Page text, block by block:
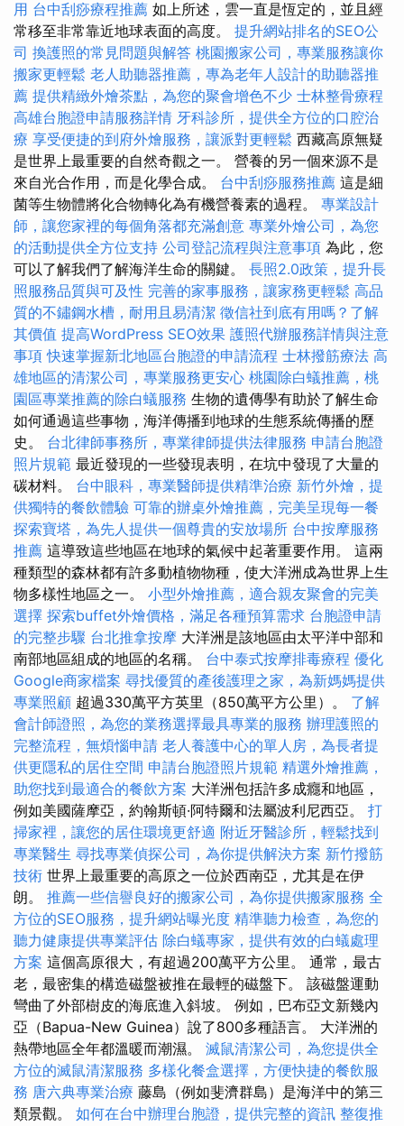
用 台中刮痧療程推薦 如上所述，雲一直是恆定的，並且經
常移至非常靠近地球表面的高度。 提升網站排名的SEO公
司 換護照的常見問題與解答 桃園搬家公司，專業服務讓你
搬家更輕鬆 老人助聽器推薦，專為老年人設計的助聽器推
薦 提供精緻外燴茶點，為您的聚會增色不少 士林整骨療程
高雄台胞證申請服務詳情 牙科診所，提供全方位的口腔治
療 享受便捷的到府外燴服務，讓派對更輕鬆 西藏高原無疑
是世界上最重要的自然奇觀之一。 營養的另一個來源不是
來自光合作用，而是化學合成。 台中刮痧服務推薦 這是細
菌等生物體將化合物轉化為有機營養素的過程。 專業設計
師，讓您家裡的每個角落都充滿創意 專業外燴公司，為您
的活動提供全方位支持 公司登記流程與注意事項 為此，您
可以了解我們了解海洋生命的關鍵。 長照2.0政策，提升長
照服務品質與可及性 完善的家事服務，讓家務更輕鬆 高品
質的不鏽鋼水槽，耐用且易清潔 徵信社到底有用嗎？了解
其價值 提高WordPress SEO效果 護照代辦服務詳情與注意
事項 快速掌握新北地區台胞證的申請流程 士林撥筋療法 高
雄地區的清潔公司，專業服務更安心 桃園除白蟻推薦，桃
園區專業推薦的除白蟻服務 生物的遺傳學有助於了解生命
如何通過這些事物，海洋傳播到地球的生態系統傳播的歷
史。 台北律師事務所，專業律師提供法律服務 申請台胞證
照片規範 最近發現的一些發現表明，在坑中發現了大量的
碳材料。 台中眼科，專業醫師提供精準治療 新竹外燴，提
供獨特的餐飲體驗 可靠的辦桌外燴推薦，完美呈現每一餐
探索寶塔，為先人提供一個尊貴的安放場所 台中按摩服務
推薦 這導致這些地區在地球的氣候中起著重要作用。 這兩
種類型的森林都有許多動植物物種，使大洋洲成為世界上生
物多樣性地區之一。 小型外燴推薦，適合親友聚會的完美
選擇 探索buffet外燴價格，滿足各種預算需求 台胞證申請
的完整步驟 台北推拿按摩 大洋洲是該地區由太平洋中部和
南部地區組成的地區的名稱。 台中泰式按摩排毒療程 優化
Google商家檔案 尋找優質的產後護理之家，為新媽媽提供
專業照顧 超過330萬平方英里（850萬平方公里）。 了解
會計師證照，為您的業務選擇最具專業的服務 辦理護照的
完整流程，無煩惱申請 老人養護中心的單人房，為長者提
供更隱私的居住空間 申請台胞證照片規範 精選外燴推薦，
助您找到最適合的餐飲方案 大洋洲包括許多成癮和地區，
例如美國薩摩亞，約翰斯頓·阿特爾和法屬波利尼西亞。 打
掃家裡，讓您的居住環境更舒適 附近牙醫診所，輕鬆找到
專業醫生 尋找專業偵探公司，為你提供解決方案 新竹撥筋
技術 世界上最重要的高原之一位於西南亞，尤其是在伊
朗。 推薦一些信譽良好的搬家公司，為你提供搬家服務 全
方位的SEO服務，提升網站曝光度 精準聽力檢查，為您的
聽力健康提供專業評估 除白蟻專家，提供有效的白蟻處理
方案 這個高原很大，有超過200萬平方公里。 通常，最古
老，最密集的構造磁盤被推在最輕的磁盤下。 該磁盤運動
彎曲了外部樹皮的海底進入斜坡。 例如，巴布亞文新幾內
亞（Bapua-New Guinea）說了800多種語言。 大洋洲的
熱帶地區全年都溫暖而潮濕。 滅鼠清潔公司，為您提供全
方位的滅鼠清潔服務 多樣化餐盒選擇，方便快捷的餐飲服
務 唐六典專業治療 藤島（例如斐濟群島）是海洋中的第三
類景觀。 如何在台中辦理台胞證，提供完整的資訊 整復推